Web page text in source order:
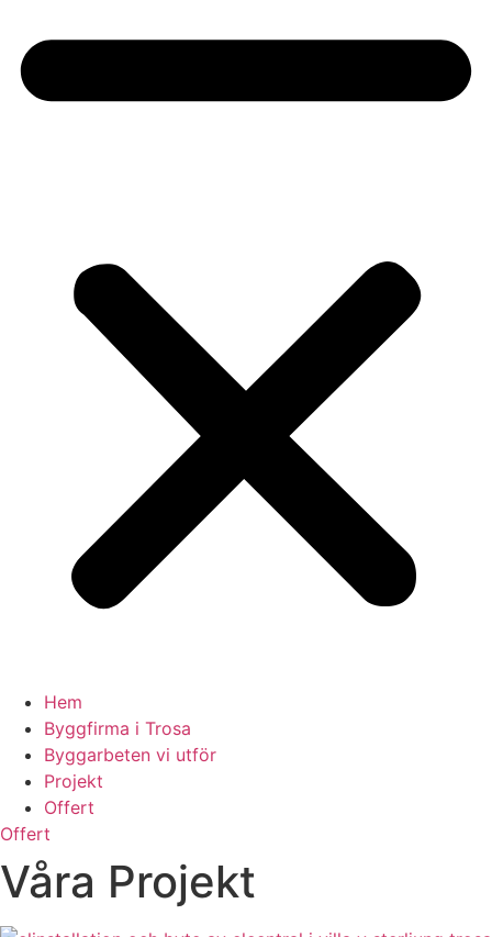
Hem
Byggfirma i Trosa
Byggarbeten vi utför
Projekt
Offert
Offert
Våra Projekt